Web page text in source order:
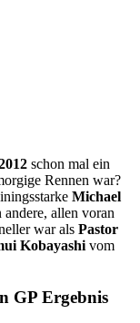
schon mal ein
Rennen war?
Michael
allen voran
war als Pastor
Kobayashi vom
GP Ergebnis